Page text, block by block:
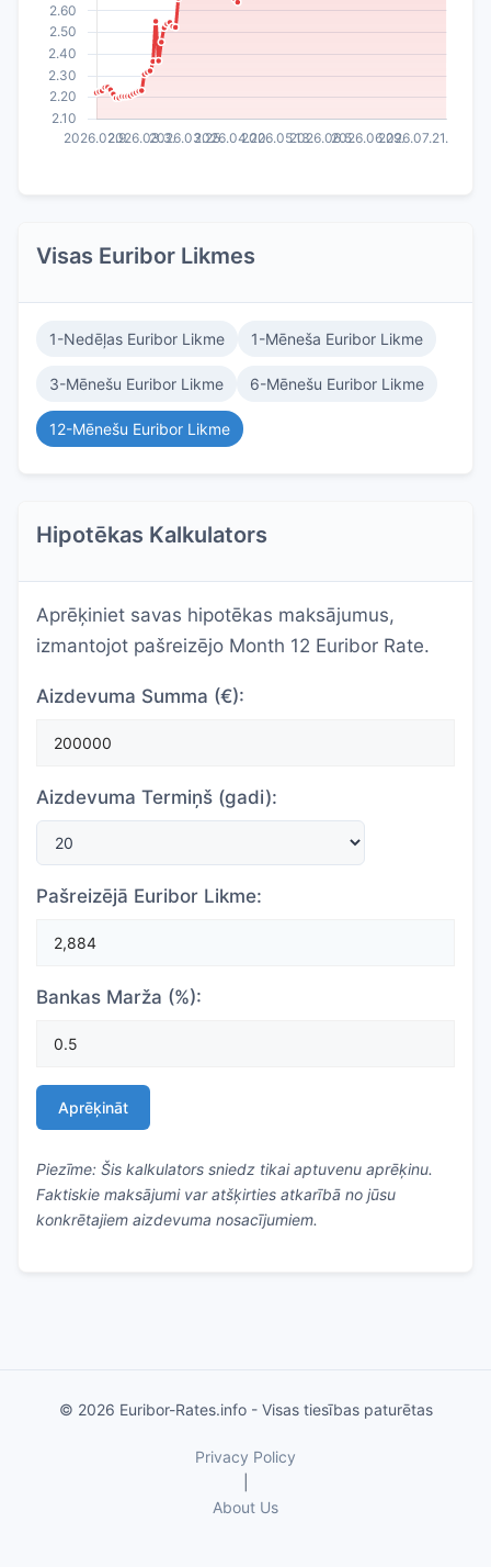
Visas Euribor Likmes
1-Nedēļas Euribor Likme 1-Mēneša Euribor Likme
3-Mēnešu Euribor Likme 6-Mēnešu Euribor Likme
12-Mēnešu Euribor Likme
Hipotēkas Kalkulators
Aprēķiniet savas hipotēkas maksājumus,
izmantojot pašreizējo Month 12 Euribor Rate.
Aizdevuma Summa (€):
Aizdevuma Termiņš (gadi):
Pašreizējā Euribor Likme:
Bankas Marža (%):
Aprēķināt
Piezīme: Šis kalkulators sniedz tikai aptuvenu aprēķinu.
Faktiskie maksājumi var atšķirties atkarībā no jūsu
konkrētajiem aizdevuma nosacījumiem.
© 2026 Euribor-Rates.info - Visas tiesības paturētas
Privacy Policy
About Us